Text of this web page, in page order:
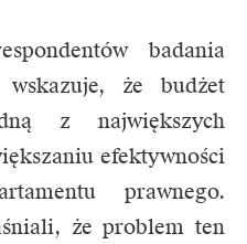
badania
że budżet
z największych
efektywności
prawnego.
że problem ten